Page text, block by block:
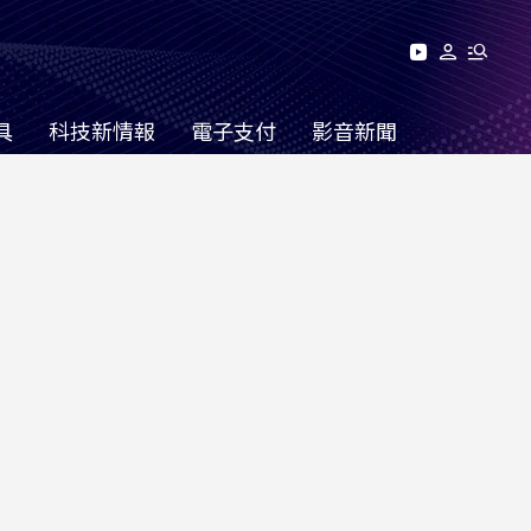
科技新情報 電子支付 影音新聞